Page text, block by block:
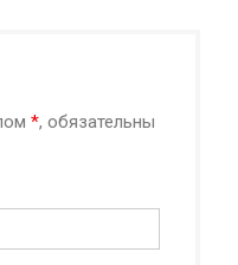
*, обязательны